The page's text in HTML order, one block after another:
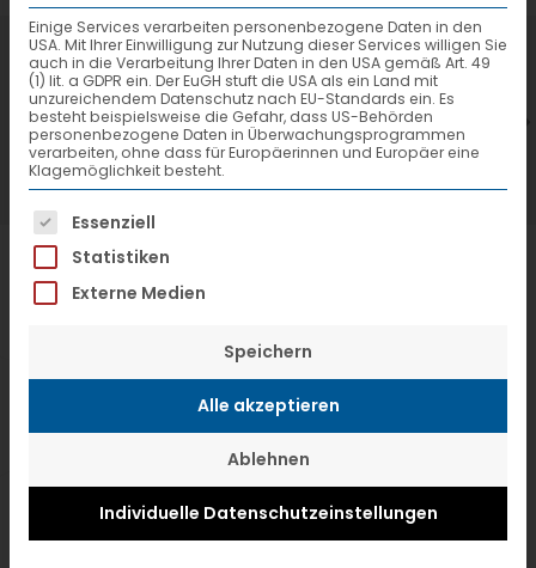
7. Juli 2026
VTL hat neuen Aufsichtsrat gewählt
Einige Services verarbeiten personenbezogene Daten in den
USA. Mit Ihrer Einwilligung zur Nutzung dieser Services willigen Sie
auch in die Verarbeitung Ihrer Daten in den USA gemäß Art. 49
(1) lit. a GDPR ein. Der EuGH stuft die USA als ein Land mit
unzureichendem Datenschutz nach EU-Standards ein. Es
besteht beispielsweise die Gefahr, dass US-Behörden
personenbezogene Daten in Überwachungsprogrammen
verarbeiten, ohne dass für Europäerinnen und Europäer eine
Klagemöglichkeit besteht.
Es folgt eine Liste der Service-Gruppen,
Essenziell
Statistiken
Externe Medien
Speichern
Alle akzeptieren
Ablehnen
Individuelle Datenschutzeinstellungen